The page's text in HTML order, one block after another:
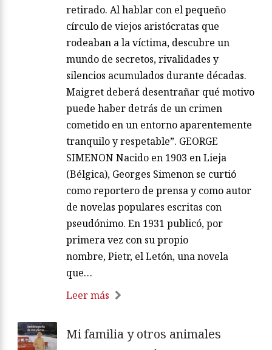
retirado. Al hablar con el pequeño
círculo de viejos aristócratas que
rodeaban a la víctima, descubre un
mundo de secretos, rivalidades y
silencios acumulados durante décadas.
Maigret deberá desentrañar qué motivo
puede haber detrás de un crimen
cometido en un entorno aparentemente
tranquilo y respetable”. GEORGE
SIMENON Nacido en 1903 en Lieja
(Bélgica), Georges Simenon se curtió
como reportero de prensa y como autor
de novelas populares escritas con
pseudónimo. En 1931 publicó, por
primera vez con su propio
nombre, Pietr, el Letón, una novela
que…
Leer más
Mi familia y otros animales